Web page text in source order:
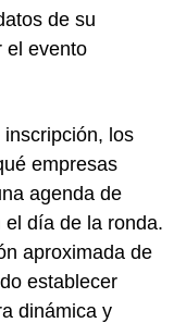
de su
el evento
los
empresas
agenda de
día de la ronda.
aproximada de
establecer
dinámica y